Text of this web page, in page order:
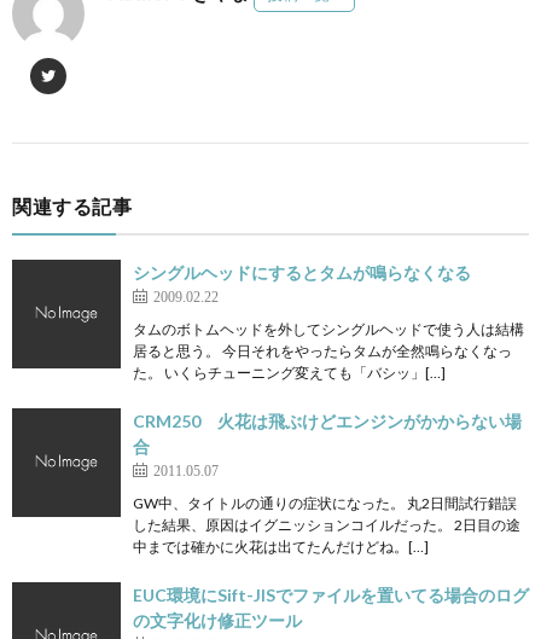
関連する記事
シングルヘッドにするとタムが鳴らなくなる
2009.02.22
タムのボトムヘッドを外してシングルヘッドで使う人は結構
居ると思う。 今日それをやったらタムが全然鳴らなくなっ
た。 いくらチューニング変えても「バシッ」[…]
CRM250 火花は飛ぶけどエンジンがかからない場
合
2011.05.07
GW中、タイトルの通りの症状になった。 丸2日間試行錯誤
した結果、原因はイグニッションコイルだった。 2日目の途
中までは確かに火花は出てたんだけどね。[…]
EUC環境にSift-JISでファイルを置いてる場合のログ
の文字化け修正ツール